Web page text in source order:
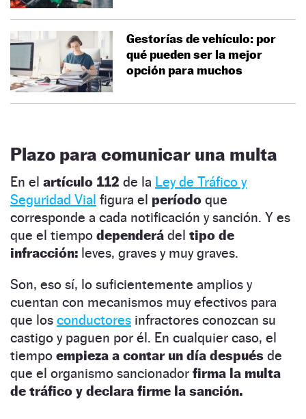
Gestorías de vehículo: por
qué pueden ser la mejor
opción para muchos
Plazo para comunicar una multa
En el artículo 112 de la Ley de Tráfico y
Seguridad Vial figura el período que
corresponde a cada notificación y sanción. Y es
que el tiempo dependerá del tipo de
infracción: leves, graves y muy graves.
Son, eso sí, lo suficientemente amplios y
cuentan con mecanismos muy efectivos para
que los conductores infractores conozcan su
castigo y paguen por él. En cualquier caso, el
tiempo empieza a contar un día después de
que el organismo sancionador firma la multa
de tráfico y declara firme la sanción.